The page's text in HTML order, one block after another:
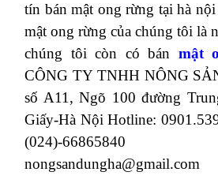
tín bán mật ong rừng tại hà
mật ong rừng của chúng tôi là
chúng tôi còn có bán mật
CÔNG TY TNHH NÔNG
số A11, Ngõ 100 đường
Giấy-Hà Nội Hotline:
(024)-66865840
nongsandungha@gmail.com